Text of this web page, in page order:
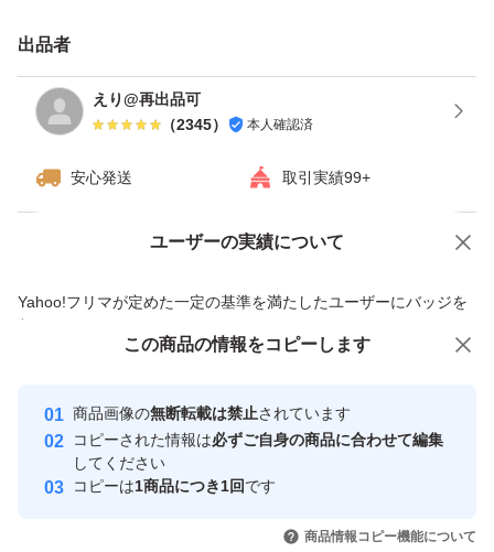
出品者
えり@再出品可
（2345） 本人確認済
安心発送 取引実績99+
ユーザーの実績について
Yahoo!フリマが定めた一定の基準を満たしたユーザーにバッジを
付与しています
安心取引出品者
心・安全なユーザーです
取引実績
引を完了させた実績があります
価格の相談 商品への質問
この商品の情報をコピーします
商品画像の無断転載は禁止されています
コピーされた情報は必ずご自身の商品に合わせて編集
してください
コピーは1商品につき1回です
商品情報コピー機能について
この商品をみている人にオススメ